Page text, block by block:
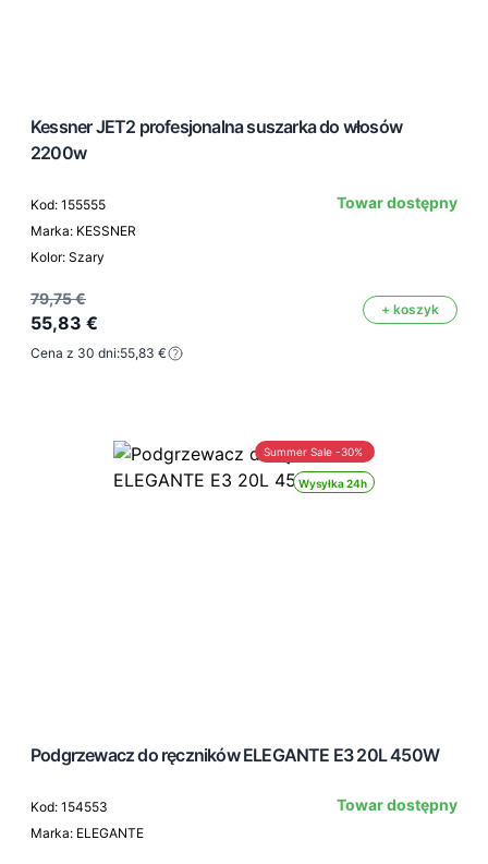
Kessner JET2 profesjonalna suszarka do włosów
2200w
Kod: 155555
Marka: KESSNER
Kolor: Szary
Towar dostępny
79,75 €
55,83 €
+ koszyk
Cena z 30 dni:55,83 €
Wysyłka 24h
Summer Sale -30%
Podgrzewacz do ręczników ELEGANTE E3 20L 450W
Kod: 154553
Marka: ELEGANTE
Towar dostępny